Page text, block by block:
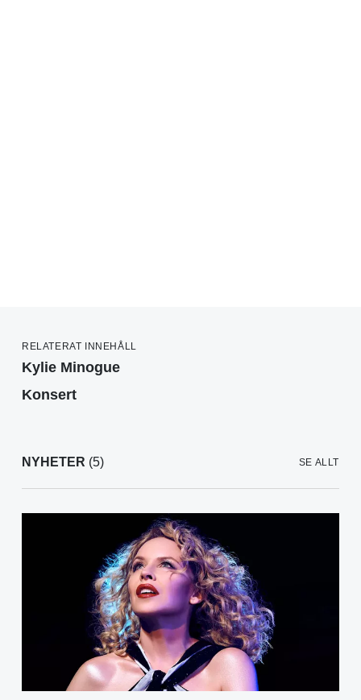
RELATERAT INNEHÅLL
Kylie Minogue
Konsert
NYHETER (5) SE ALLT